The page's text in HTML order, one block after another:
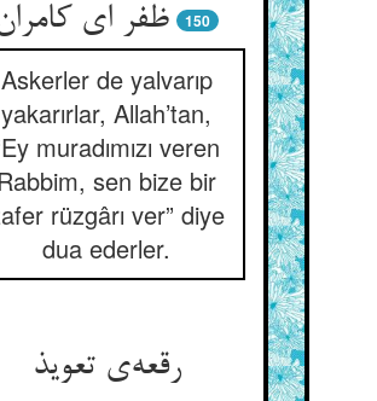
ظفر ای
150
Askerler de yalvarıp
yakarırlar, Allah’tan,
muradımızı veren
sen bize bir
rüzgârı ver” diye
dua ederler.
رقعه‌ی تعویذ